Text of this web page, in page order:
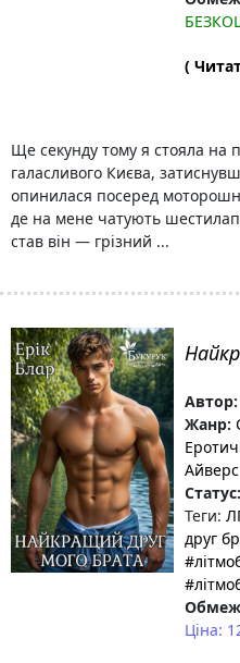
(
Ще секунду тому я стояла на
галасливого Києва,
опинилася посеред
де на мене чатують
став він — грізний ...
Автор:
Жанр:
Статус:
Теги:
друг
Ціна: